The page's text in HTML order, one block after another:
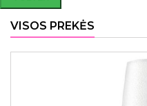
VISOS PREKĖS